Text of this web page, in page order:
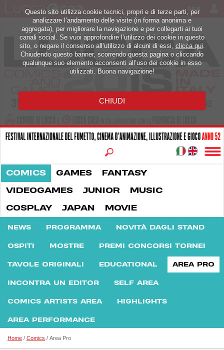
COMICS GAMES
FANTASY
VIDEOGAMES
JUNIOR
MUSIC
COSPLAY
JAPAN MOVIE
NEWS PROGRAMMA NOVITÀ DAGLI STAND
OSPITI MOSTRE PREMI CONCORSI TORNEI
TAVOLE ORIGINALI EDUCATIONAL AREA PRO
INCONTRA UN EDITOR SELF AREA
COMICS ARTISTS AREA HIGHLIGHTS
AREA PERFORMANCE
Home / Comics / Area Pro
Questo sito utilizza cookie tecnici, propri e di terze parti, per
analizzare l’andamento delle visite (in forma anonima e
aggregata), per migliorare la navigazione e per collegarti ai tuoi
canali social. Se vuoi approfondire l’utilizzo dei cookie in questo
sito, o negare il consenso all’utilizzo di alcuni di essi, clicca qui.
Chiudendo questo banner, scorrendo questa pagina o cliccando
qualunque suo elemento acconsenti all’uso dei cookie in esso
utilizzati. Buona navigazione!
CHIUDI